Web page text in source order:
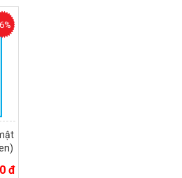
đnhiệt 2MP Hikfire HF-VH 221